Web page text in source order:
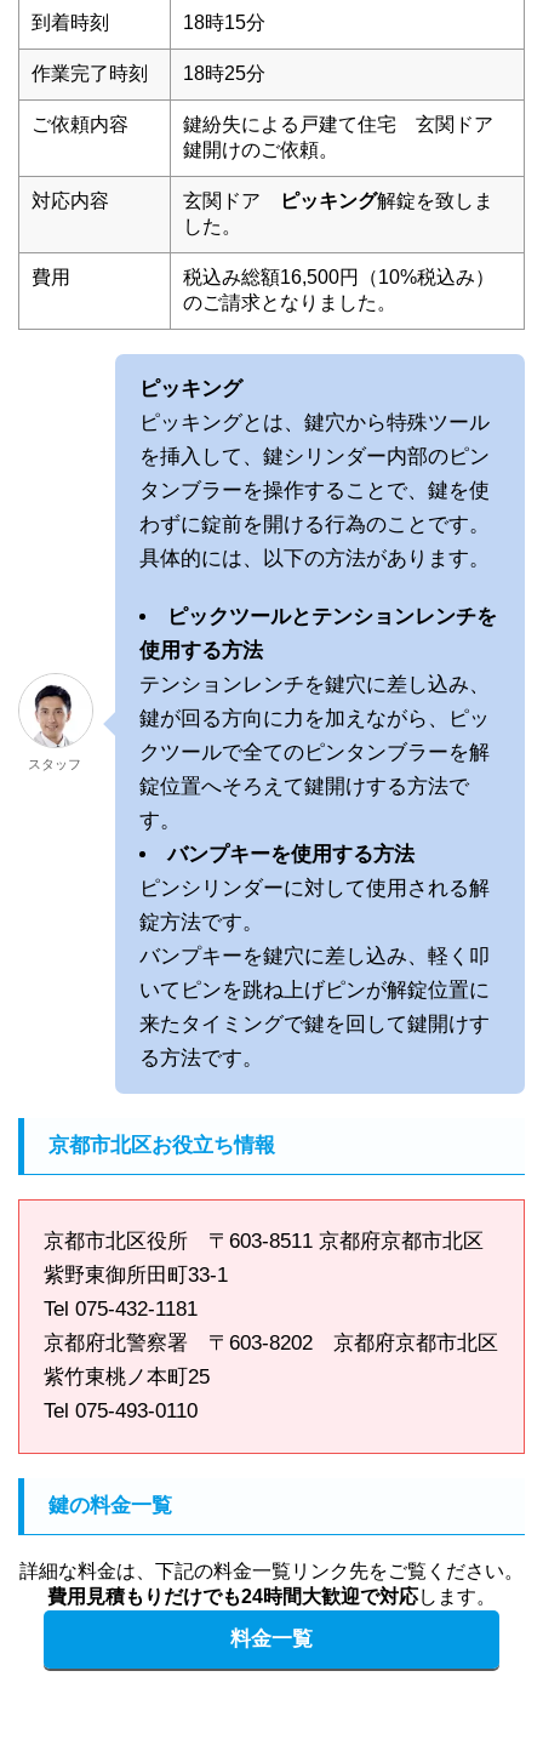
到着時刻 18時15分
作業完了時刻 18時25分
ご依頼内容
鍵紛失による戸建て住宅 玄関ドア
鍵開けのご依頼。
対応内容 玄関ドア ピッキング解錠を致しま
した。
費用
税込み総額16,500円（10%税込み）
のご請求となりました。
スタッフ
ピッキング
ピッキングとは、鍵穴から特殊ツール
を挿入して、鍵シリンダー内部のピン
タンブラーを操作することで、鍵を使
わずに錠前を開ける行為のことです。
具体的には、以下の方法があります。
ピックツールとテンションレンチを
使用する方法
テンションレンチを鍵穴に差し込み、
鍵が回る方向に力を加えながら、ピッ
クツールで全てのピンタンブラーを解
錠位置へそろえて鍵開けする方法で
す。
バンプキーを使用する方法
ピンシリンダーに対して使用される解
錠方法です。
バンプキーを鍵穴に差し込み、軽く叩
いてピンを跳ね上げピンが解錠位置に
来たタイミングで鍵を回して鍵開けす
る方法です。
京都市北区お役立ち情報
京都市北区役所 〒603-8511 京都府京都市北区
紫野東御所田町33-1
Tel 075-432-1181
京都府北警察署 〒603-8202 京都府京都市北区
紫竹東桃ノ本町25
Tel 075-493-0110
鍵の料金一覧
詳細な料金は、下記の料金一覧リンク先をご覧ください。
費用見積もりだけでも24時間大歓迎で対応します。
料金一覧